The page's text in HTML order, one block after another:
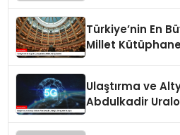
Türkiye’nin En
Millet
Ulaştırma ve
Abdulkadir